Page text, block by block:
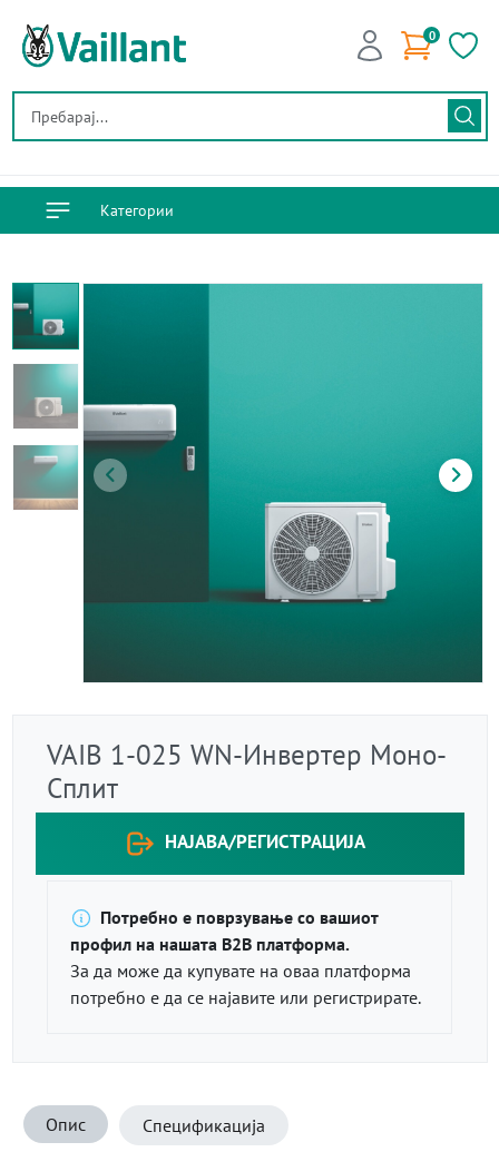
0
Категории
VAIB 1-025 WN-Инвертер Моно-
Сплит
НАЈАВА/РЕГИСТРАЦИЈА
Потребно е поврзување со вашиот
профил на нашата B2B платформа.
За да може да купувате на оваа платформа
потребно е да се најавите или регистрирате.
Опис Спецификација